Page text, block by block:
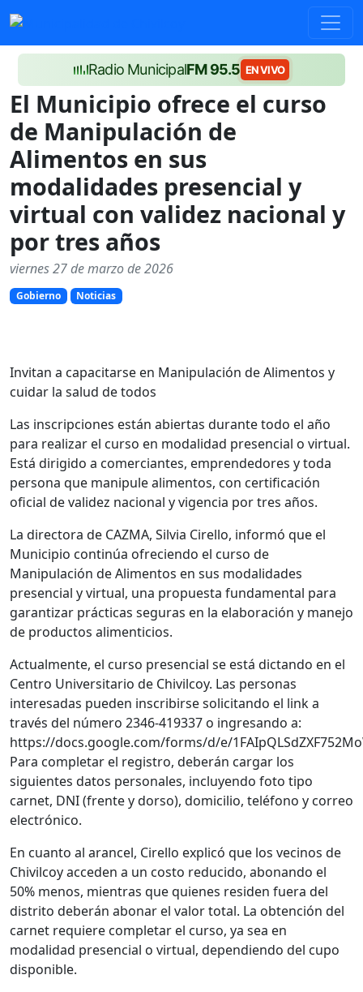
Radio MunicipalFM 95.5 EN VIVO
El Municipio ofrece el curso
de Manipulación de
Alimentos en sus
modalidades presencial y
virtual con validez nacional y
por tres años
viernes 27 de marzo de 2026
Gobierno Noticias
Invitan a capacitarse en Manipulación de Alimentos y
cuidar la salud de todos
Las inscripciones están abiertas durante todo el año
para realizar el curso en modalidad presencial o virtual.
Está dirigido a comerciantes, emprendedores y toda
persona que manipule alimentos, con certificación
oficial de validez nacional y vigencia por tres años.
La directora de CAZMA, Silvia Cirello, informó que el
Municipio continúa ofreciendo el curso de
Manipulación de Alimentos en sus modalidades
presencial y virtual, una propuesta fundamental para
garantizar prácticas seguras en la elaboración y manejo
de productos alimenticios.
Actualmente, el curso presencial se está dictando en el
Centro Universitario de Chivilcoy. Las personas
interesadas pueden inscribirse solicitando el link a
través del número 2346-419337 o ingresando a:
https://docs.google.com/forms/d/e/
Para completar el registro, deberán cargar los
siguientes datos personales, incluyendo foto tipo
carnet, DNI (frente y dorso), domicilio, teléfono y correo
electrónico.
En cuanto al arancel, Cirello explicó que los vecinos de
Chivilcoy acceden a un costo reducido, abonando el
50% menos, mientras que quienes residen fuera del
distrito deberán abonar el valor total. La obtención del
carnet requiere completar el curso, ya sea en
modalidad presencial o virtual, dependiendo del cupo
disponible.